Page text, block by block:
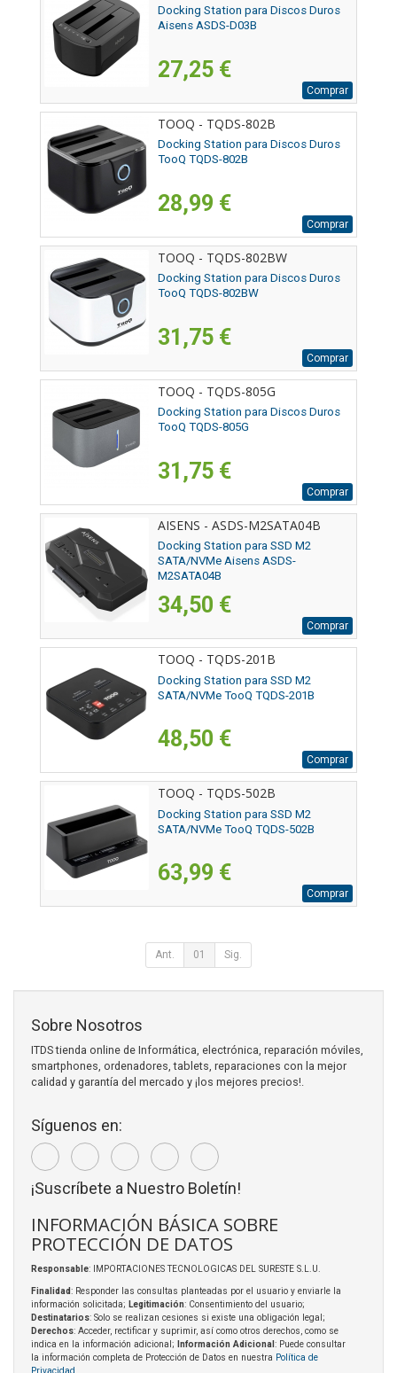
Docking Station para Discos Duros
Aisens ASDS-D03B
27,25 €
Comprar
TOOQ - TQDS-802B
Docking Station para Discos Duros
TooQ TQDS-802B
28,99 €
Comprar
TOOQ - TQDS-802BW
Docking Station para Discos Duros
TooQ TQDS-802BW
31,75 €
Comprar
TOOQ - TQDS-805G
Docking Station para Discos Duros
TooQ TQDS-805G
31,75 €
Comprar
AISENS - ASDS-M2SATA04B
Docking Station para SSD M2
SATA/NVMe Aisens ASDS-
M2SATA04B
34,50 €
Comprar
TOOQ - TQDS-201B
Docking Station para SSD M2
SATA/NVMe TooQ TQDS-201B
48,50 €
Comprar
TOOQ - TQDS-502B
Docking Station para SSD M2
SATA/NVMe TooQ TQDS-502B
63,99 €
Comprar
Ant. 01 Sig.
Sobre Nosotros
ITDS tienda online de Informática, electrónica, reparación móviles,
smartphones, ordenadores, tablets, reparaciones con la mejor
calidad y garantía del mercado y ¡los mejores precios!.
Síguenos en:
¡Suscríbete a Nuestro Boletín!
INFORMACIÓN BÁSICA SOBRE
PROTECCIÓN DE DATOS
Responsable: IMPORTACIONES TECNOLOGICAS DEL SURESTE S.L.U.
Finalidad: Responder las consultas planteadas por el usuario y enviarle la
información solicitada; Legitimación: Consentimiento del usuario;
Destinatarios: Solo se realizan cesiones si existe una obligación legal;
Derechos: Acceder, rectificar y suprimir, así como otros derechos, como se
indica en la información adicional;
Información Adicional : Puede consultar
la información completa de Protección de Datos en nuestra Política de